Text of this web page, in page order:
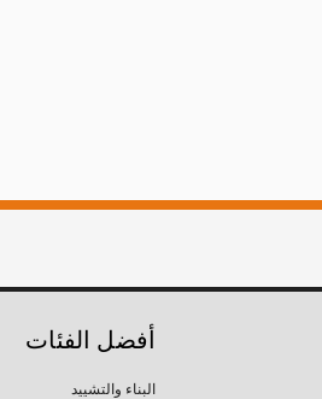
أفضل الفئات
البناء والتشييد